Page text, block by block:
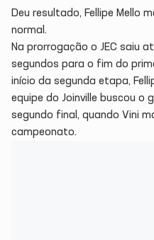
Deu resultado, Fellipe Mello
normal.
Na prorrogação o JEC saiu
segundos para o fim do
início da segunda etapa,
equipe do Joinville buscou o
segundo final, quando Vini
campeonato.